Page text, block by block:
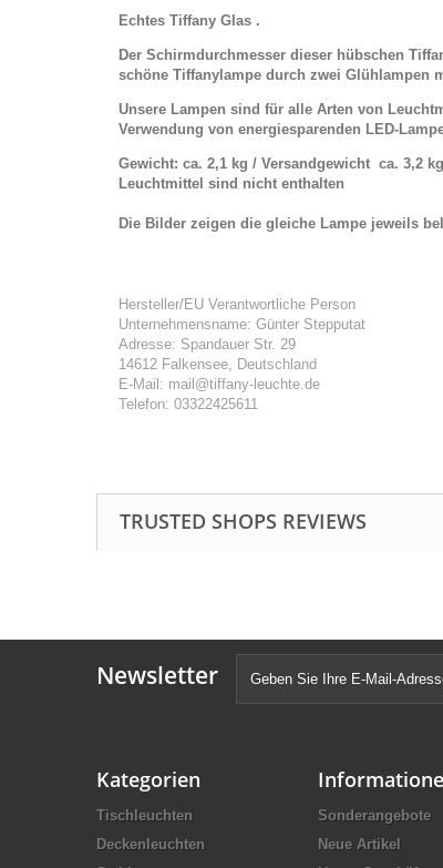
Echtes Tiffany Glas .
Der Schirmdurchmesser dieser hübschen
schöne Tiffanylampe durch zwei Glühlampen
Unsere Lampen sind für alle Arten von
Verwendung von energiesparenden LED-
Gewicht: ca. 2,1 kg / Versandgewicht ca. 3,2
Leuchtmittel sind nicht enthalten
Die Bilder zeigen die gleiche Lampe jeweils
Hersteller/EU Verantwortliche Person
Unternehmensname: Günter Stepputat
Adresse: Spandauer Str. 29
14612 Falkensee, Deutschland
E-Mail: mail@tiffany-leuchte.de
Telefon: 03322425611
TRUSTED SHOPS REVIEWS
Newsletter
Kategorien
Tischleuchten
Deckenleuchten
Sonderangebote
Neue Artikel